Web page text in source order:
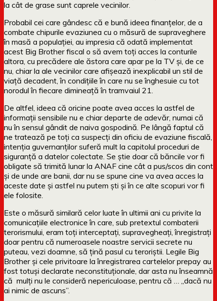
la cât de grase sunt caprele vecinilor.
Probabil cei care gândesc că e bună ideea finanțelor, de a
combate chipurile evaziunea cu o măsură de supraveghere
în masă a populației, au impresia că odată implementat
acest Big Brother fiscal o să avem toți acces la conturile
altora, cu precădere ale ăstora care apar pe la TV și, de ce
nu, chiar la ale vecinilor care afișează inexplicabil un stil de
viață decadent, în condițiile în care nu se înghesuie cu tot
norodul în fiecare dimineață în tramvaiul 21.
De altfel, ideea că oricine poate avea acces la astfel de
informații sensibile nu e chiar departe de adevăr, numai că
nu în sensul gândit de naiva gospodină. Pe lângă faptul că
ne tratează pe toți ca suspecți din oficiu de evaziune fiscală,
intenția guvernanților suferă mult la capitolul proceduri de
siguranță a datelor colectate. Se știe doar că băncile vor fi
obligate să trimită lunar la ANAF cine cât a pus/scos din cont
și de unde are banii, dar nu se spune cine va avea acces la
aceste date și astfel nu putem ști și în ce alte scopuri vor fi
ele folosite.
Este o măsură similară celor luate în ultimii ani cu privite la
comunicațiile electronice în care, sub pretextul combaterii
terorismului, eram toți interceptați, supravegheați, înregistrați
doar pentru că numeroasele noastre servicii secrete nu
puteau, vezi doamne, să țină pasul cu teroriștii. Legile Big
Brother și cele privitoare la înregistrarea cartelelor prepay au
fost totuși declarate neconstituționale, dar asta nu înseamnă
că mulți nu le consideră nepericuloase, pentru că … „dacă nu
ai nimic de ascuns”.